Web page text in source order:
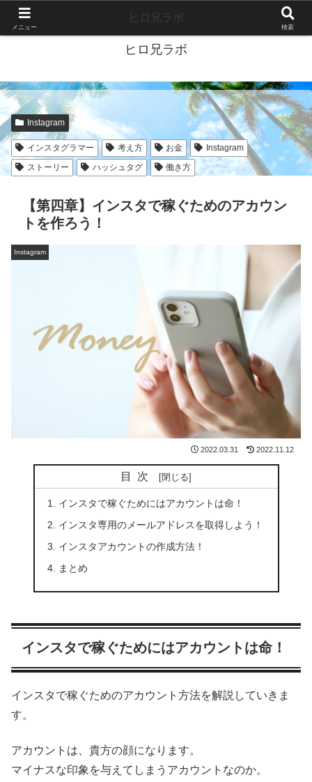
ヒロ兄ラボ
Instagram
インスタグラマー 考え方 お金
Instagram
ストーリー
ハッシュタグ 働き方
【第四章】インスタで稼ぐためのアカウン
トを作ろう！
Instagram
2022.03.31 2022.11.12
目次
インスタで稼ぐためにはアカウントは命！
インスタ専用のメールアドレスを取得しよう！
インスタアカウントの作成方法！
まとめ
インスタで稼ぐためにはアカウントは命！
インスタで稼ぐためのアカウント方法を解説していきま
す。
アカウントは、貴方の顔になります。
マイナスな印象を与えてしまうアカウントなのか。
メニュー 検索